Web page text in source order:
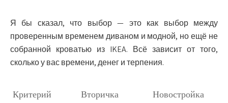
Я бы сказал, что выбор — это как выбор между
проверенным временем диваном и модной, но ещё не
собранной кроватью из IKEA. Всё зависит от того,
сколько у вас времени, денег и терпения.
Критерий Вторичка Новостройка